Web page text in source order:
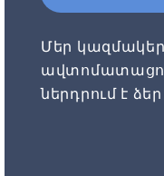
Մեր
ներդրում է